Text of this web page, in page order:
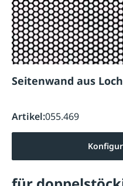
Seitenwand aus
Artikel:055.469